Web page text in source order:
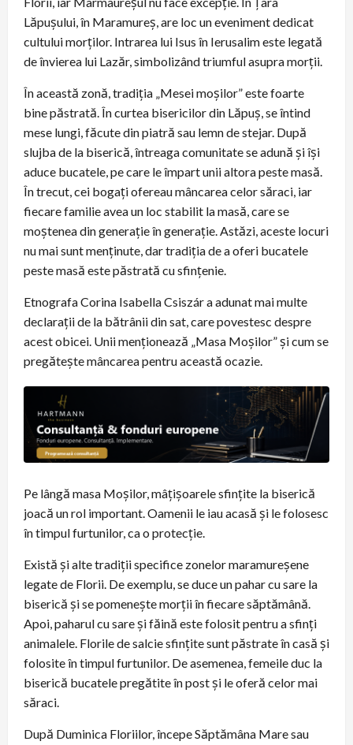
Lăpușului, în Maramureș, are loc un eveniment dedicat
cultului morților. Intrarea lui Isus în Ierusalim este legată
de învierea lui Lazăr, simbolizând triumful asupra morții.
În această zonă, tradiția „Mesei moșilor” este foarte
bine păstrată. În curtea bisericilor din Lăpuș, se întind
mese lungi, făcute din piatră sau lemn de stejar. După
slujba de la biserică, întreaga comunitate se adună și își
aduce bucatele, pe care le împart unii altora peste masă.
În trecut, cei bogați ofereau mâncarea celor săraci, iar
fiecare familie avea un loc stabilit la masă, care se
moștenea din generație în generație. Astăzi, aceste locuri
nu mai sunt menținute, dar tradiția de a oferi bucatele
peste masă este păstrată cu sfințenie.
Etnografa Corina Isabella Csiszár a adunat mai multe
declarații de la bătrânii din sat, care povestesc despre
acest obicei. Unii menționează „Masa Moșilor” și cum se
pregătește mâncarea pentru această ocazie.
Pe lângă masa Moșilor, mâțișoarele sfințite la biserică
joacă un rol important. Oamenii le iau acasă și le folosesc
în timpul furtunilor, ca o protecție.
Există și alte tradiții specifice zonelor maramureșene
legate de Florii. De exemplu, se duce un pahar cu sare la
biserică și se pomenește morții în fiecare săptămână.
Apoi, paharul cu sare și făină este folosit pentru a sfinți
animalele. Florile de salcie sfințite sunt păstrate în casă și
folosite în timpul furtunilor. De asemenea, femeile duc la
biserică bucatele pregătite în post și le oferă celor mai
săraci.
După Duminica Floriilor, începe Săptămâna Mare sau